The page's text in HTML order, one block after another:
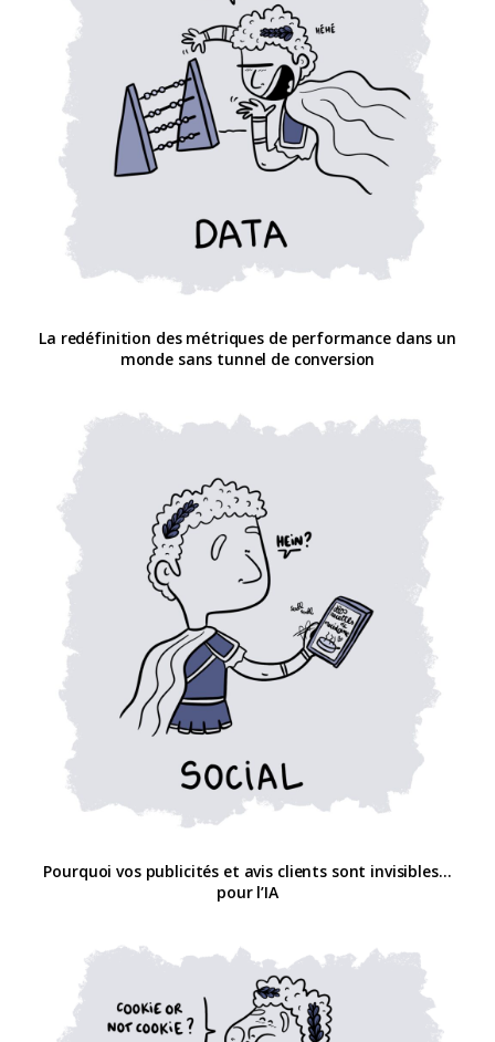
La redéfinition des métriques de performance dans un
monde sans tunnel de conversion
Pourquoi vos publicités et avis clients sont invisibles…
pour l’IA